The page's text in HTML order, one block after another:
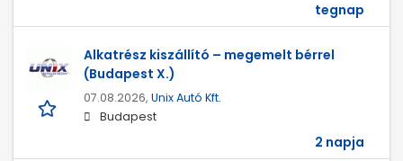
tegnap
Alkatrész kiszállító – megemelt bérrel
(Budapest X.)
07.08.2026, Unix Autó Kft.
Budapest
2 napja